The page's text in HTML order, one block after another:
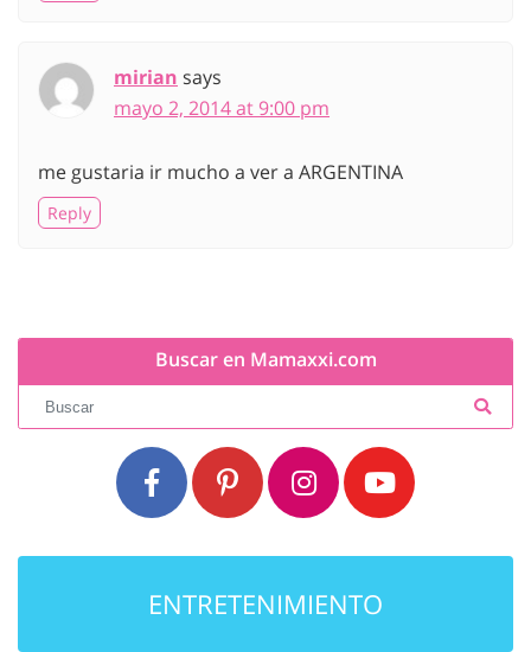
mirian says
mayo 2, 2014 at 9:00 pm
me gustaria ir mucho a ver a ARGENTINA
Reply
Buscar en Mamaxxi.com
ENTRETENIMIENTO